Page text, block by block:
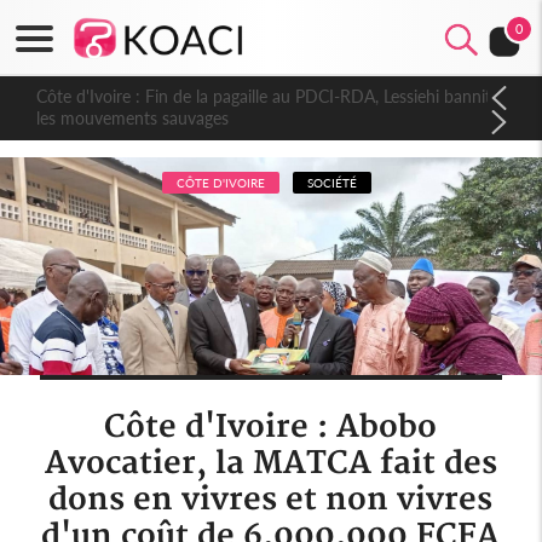
0
Côte d'Ivoire : Fin de la pagaille au PDCI-RDA, Lessiehi bannit
les mouvements sauvages
CÔTE D'IVOIRE SOCIÉTÉ
Côte d'Ivoire : Abobo
Avocatier, la MATCA fait des
dons en vivres et non vivres